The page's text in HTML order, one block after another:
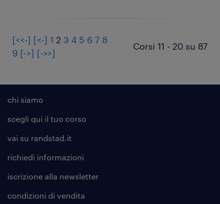
[<<-] [<-] 1 2 3 4 5 6 7 8
9 [->] [->>]
Corsi 11 - 20 su 87
chi siamo
scegli qui il tuo corso
vai su randstad.it
richiedi informazioni
iscrizione alla newsletter
condizioni di vendita